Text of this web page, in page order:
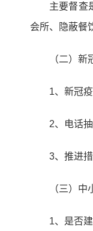
主要督查
会所、隐蔽餐
（二）新
1、新冠
2、电话
3、推进
（三）中
1、是否